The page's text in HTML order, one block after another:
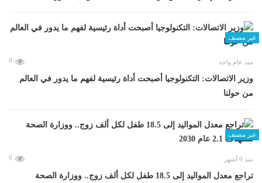
غير مصنف
منذ عام واحد 0
وزير الاتصالات: التكنولوجيا أصبحت أداة رئيسية لفهم ما يدور في العالم
من حولنا
غير مصنف
منذ 9 أشهر 0
تراجع معدل المواليد إلى 18.5 طفل لكل ألف زوج.. ووزارة الصحة